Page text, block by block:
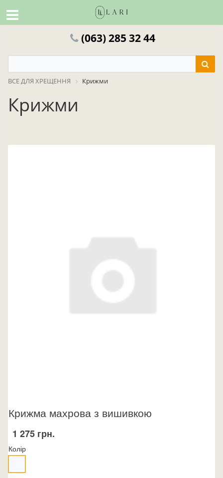
(063) 285 32 44
ВСЕ ДЛЯ ХРЕЩЕННЯ Крижми
Крижми
Крижма махрова з вишивкою
1 275 грн.
Колір